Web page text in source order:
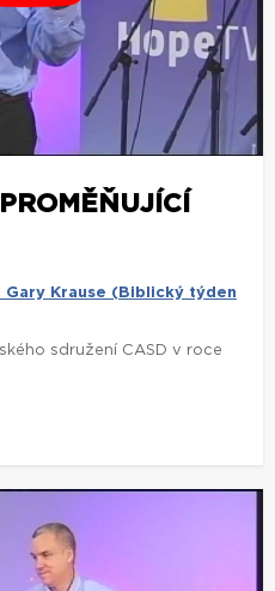
Gary Krause (Biblický týden
sdružení CASD v roce